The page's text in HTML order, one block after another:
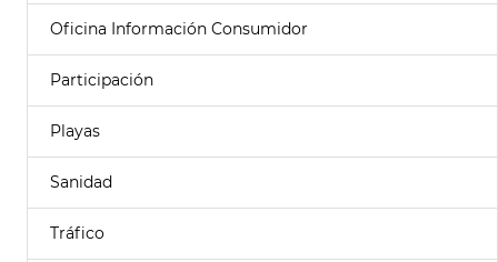
Oficina Información Consumidor
Participación
Playas
Sanidad
Tráfico